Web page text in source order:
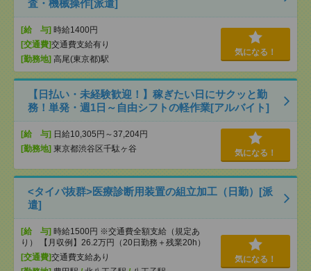
査・機械操作[派遣]
[給 与] 時給1400円
[交通費]交通費支給有り
[勤務地] 高尾(東京都)駅
気になる！
【日払い・未経験歓迎！】稼ぎたい日にサクッと勤
務！単発・週1日～自由シフトの軽作業[アルバイト]
[給 与] 日給10,305円～37,204円
[勤務地] 東京都渋谷区千駄ヶ谷 気になる！
<タイパ抜群>医療診断用装置の組立加工（日勤）[派
遣]
[給 与] 時給1500円 ※交通費全額支給（規定あ
り） 【月収例】26.2万円（20日勤務＋残業20h）
[交通費]交通費支給あり
気になる！